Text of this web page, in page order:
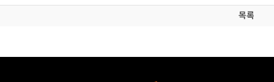
목록